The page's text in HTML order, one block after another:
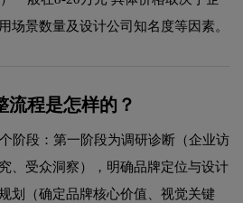
场景数量及设计公司知名度等因素。
流程是怎样的？
阶段：第一阶段为调研诊断（企业访
、受众洞察），明确品牌定位与设计
划（确定品牌核心价值、视觉关键